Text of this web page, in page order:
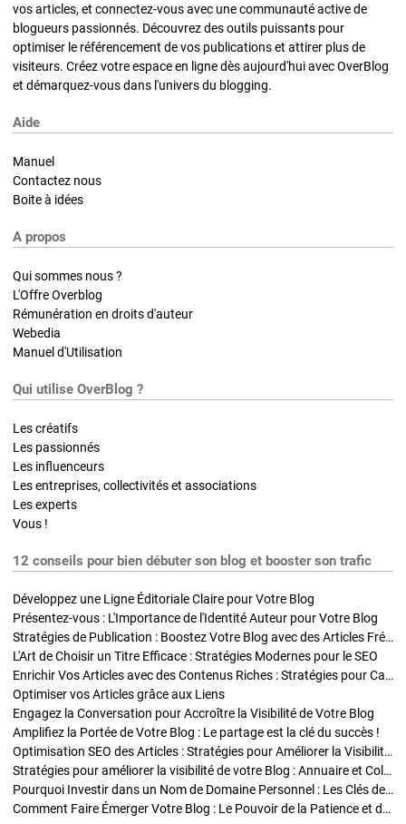
vos articles, et connectez-vous avec une communauté active de
blogueurs passionnés. Découvrez des outils puissants pour
optimiser le référencement de vos publications et attirer plus de
visiteurs. Créez votre espace en ligne dès aujourd'hui avec OverBlog
et démarquez-vous dans l'univers du blogging.
Aide
Manuel
Contactez nous
Boite à idées
A propos
Qui sommes nous ?
L'Offre Overblog
Rémunération en droits d'auteur
Webedia
Manuel d'Utilisation
Qui utilise OverBlog ?
Les créatifs
Les passionnés
Les influenceurs
Les entreprises, collectivités et associations
Les experts
Vous !
12 conseils pour bien débuter son blog et booster son trafic
Développez une Ligne Éditoriale Claire pour Votre Blog
Présentez-vous : L'Importance de l'Identité Auteur pour Votre Blog
Stratégies de Publication : Boostez Votre Blog avec des Articles Fréquents et Exclusifs
L'Art de Choisir un Titre Efficace : Stratégies Modernes pour le SEO
Enrichir Vos Articles avec des Contenus Riches : Stratégies pour Captiver et Optimiser
Optimiser vos Articles grâce aux Liens
Engagez la Conversation pour Accroître la Visibilité de Votre Blog
Amplifiez la Portée de Votre Blog : Le partage est la clé du succès !
Optimisation SEO des Articles : Stratégies pour Améliorer la Visibilité de Votre Blog
Stratégies pour améliorer la visibilité de votre Blog : Annuaire et Collaborations
Pourquoi Investir dans un Nom de Domaine Personnel : Les Clés de la Réussite de Votre Blog
Comment Faire Émerger Votre Blog : Le Pouvoir de la Patience et de la Persévérance